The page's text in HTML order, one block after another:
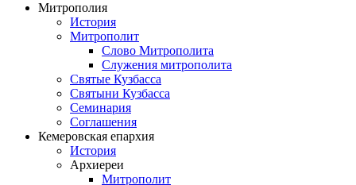
Митрополия
История
Митрополит
Слово Митрополита
Служения митрополита
Святые Кузбасса
Святыни Кузбасса
Семинария
Соглашения
Кемеровская епархия
История
Архиереи
Митрополит